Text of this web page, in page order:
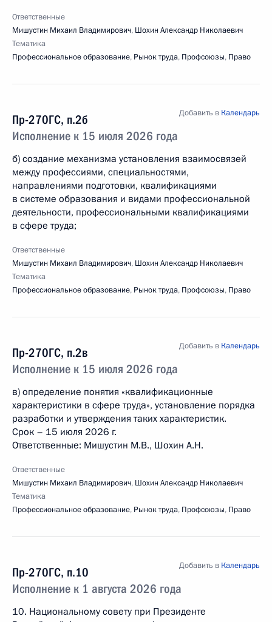
Ответственные
Мишустин Михаил Владимирович, Шохин Александр Николаевич
Тематика
Профессиональное образование, Рынок труда, Профсоюзы, Право
Пр-270ГС, п.2б
Исполнение к 15 июля 2026 года
Добавить в Календарь
б) создание механизма установления взаимосвязей
между профессиями, специальностями,
направлениями подготовки, квалификациями
в системе образования и видами профессиональной
деятельности, профессиональными квалификациями
в сфере труда;
Ответственные
Мишустин Михаил Владимирович, Шохин Александр Николаевич
Тематика
Профессиональное образование, Рынок труда, Профсоюзы, Право
Пр-270ГС, п.2в
Исполнение к 15 июля 2026 года
Добавить в Календарь
в) определение понятия «квалификационные
характеристики в сфере труда», установление порядка
разработки и утверждения таких характеристик.
Срок – 15 июля 2026 г.
Ответственные: Мишустин М.В., Шохин А.Н.
Ответственные
Мишустин Михаил Владимирович, Шохин Александр Николаевич
Тематика
Профессиональное образование, Рынок труда, Профсоюзы, Право
Пр-270ГС, п.10
Исполнение к 1 августа 2026 года
Добавить в Календарь
10. Национальному совету при Президенте